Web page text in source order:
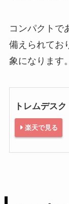
コンパクトで
備えられてお
象になります。
トレムデス
楽天で見る